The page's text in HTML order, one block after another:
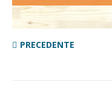
PRECEDENTE